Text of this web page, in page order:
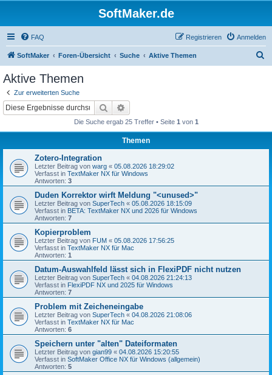
SoftMaker.de
FAQ Anmelden
Registrieren
SoftMaker Foren-Übersicht Suche Aktive Themen
Aktive Themen
Zur erweiterten Suche
Suche
Die Suche ergab 25 Treffer • Seite 1 von 1
Themen
Zotero-Integration
Letzter Beitrag von warg « 05.08.2026 18:29:02
Verfasst in TextMaker NX für Windows
Antworten: 3
Duden Korrektor wirft Meldung "<unused>"
Letzter Beitrag von SuperTech « 05.08.2026 18:15:09
Verfasst in BETA: TextMaker NX und 2026 für Windows
Antworten: 7
Kopierproblem
Letzter Beitrag von FUM « 05.08.2026 17:56:25
Verfasst in TextMaker NX für Mac
Antworten: 1
Datum-Auswahlfeld lässt sich in FlexiPDF nicht nutzen
Letzter Beitrag von SuperTech « 04.08.2026 21:24:13
Verfasst in FlexiPDF NX und 2025 für Windows
Antworten: 7
Problem mit Zeicheneingabe
Letzter Beitrag von SuperTech « 04.08.2026 21:08:06
Verfasst in TextMaker NX für Mac
Antworten: 6
Speichern unter "alten" Dateiformaten
Letzter Beitrag von gian99 « 04.08.2026 15:20:55
Verfasst in SoftMaker Office NX für Windows (allgemein)
Antworten: 5